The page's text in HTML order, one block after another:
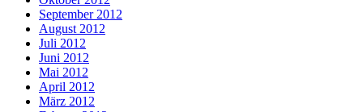
September 2012
August 2012
Juli 2012
Juni 2012
Mai 2012
April 2012
März 2012